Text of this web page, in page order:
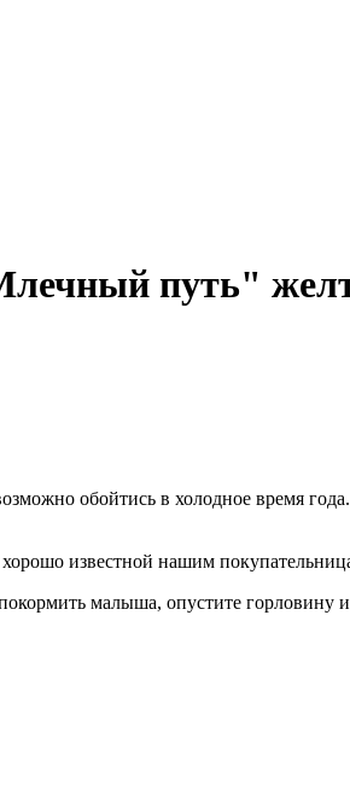
путь"
обойтись в холодное время
известной нашим
малыша, опустите горловину